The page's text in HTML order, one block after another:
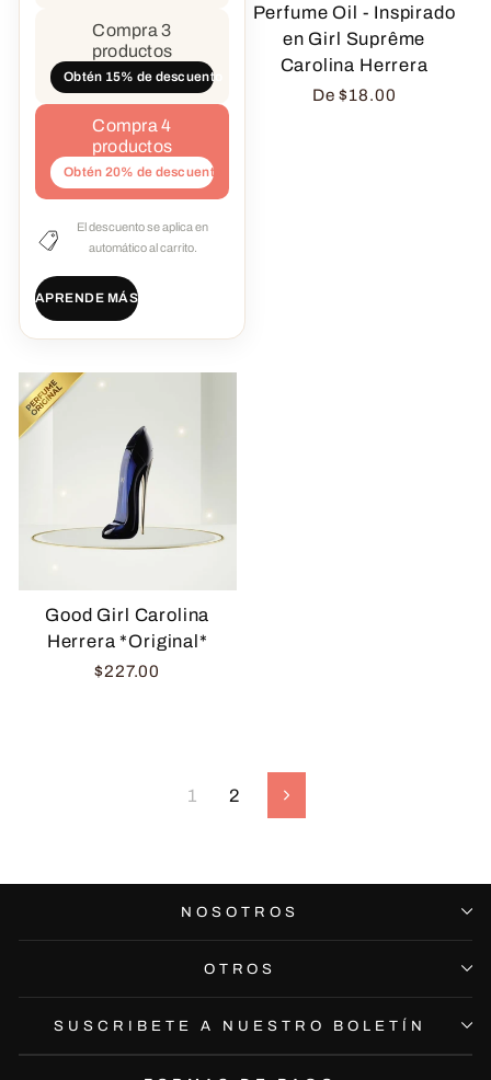
Compra 3
productos
Obtén 15% de descuento
Compra 4
productos
Obtén 20% de descuento
El descuento se aplica en
automático al carrito.
APRENDE MÁS
Perfume Oil - Inspirado
en Girl Suprême
Carolina Herrera
De$18.00
Good Girl Carolina
Herrera *Original*
$227.00
1 2 Siguiente
NOSOTROS
OTROS
SUSCRIBETE A NUESTRO BOLETÍN